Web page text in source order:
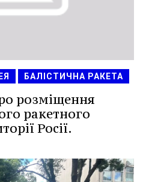
БАЛІСТИЧНА РАКЕТА
розміщення
ракетного
Росії.